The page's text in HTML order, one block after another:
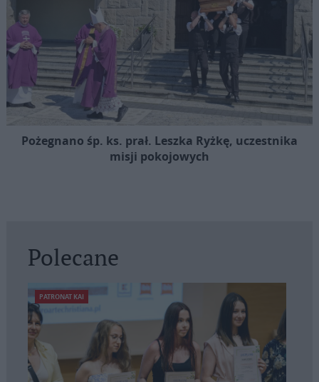
Pożegnano śp. ks. prał. Leszka Ryżkę, uczestnika
misji pokojowych
Polecane
PATRONAT KAI